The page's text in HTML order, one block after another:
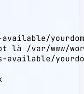
là /var/www/